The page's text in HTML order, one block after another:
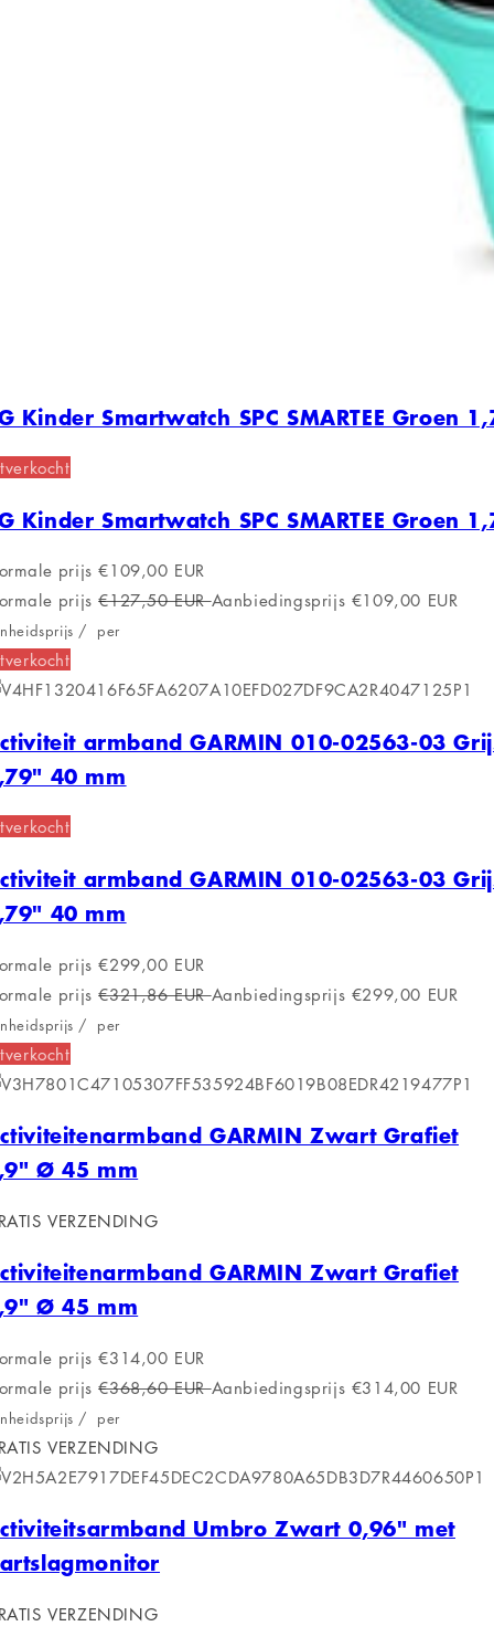
Kinder Smartwatch SPC SMARTEE Groen
Kinder Smartwatch SPC SMARTEE Groen
prijs €109,00 EUR
prijs €127,50 EURAanbiedingsprijs €109,00 EUR
/ per
armband GARMIN 010-02563-03
40 mm
armband GARMIN 010-02563-03
40 mm
prijs €299,00 EUR
prijs €321,86 EURAanbiedingsprijs €299,00 EUR
/ per
GARMIN Zwart Grafiet
Ø 45 mm
VERZENDING
GARMIN Zwart Grafiet
Ø 45 mm
prijs €314,00 EUR
prijs €368,60 EURAanbiedingsprijs €314,00 EUR
/ per
VERZENDING
Umbro Zwart 0,96" met
VERZENDING